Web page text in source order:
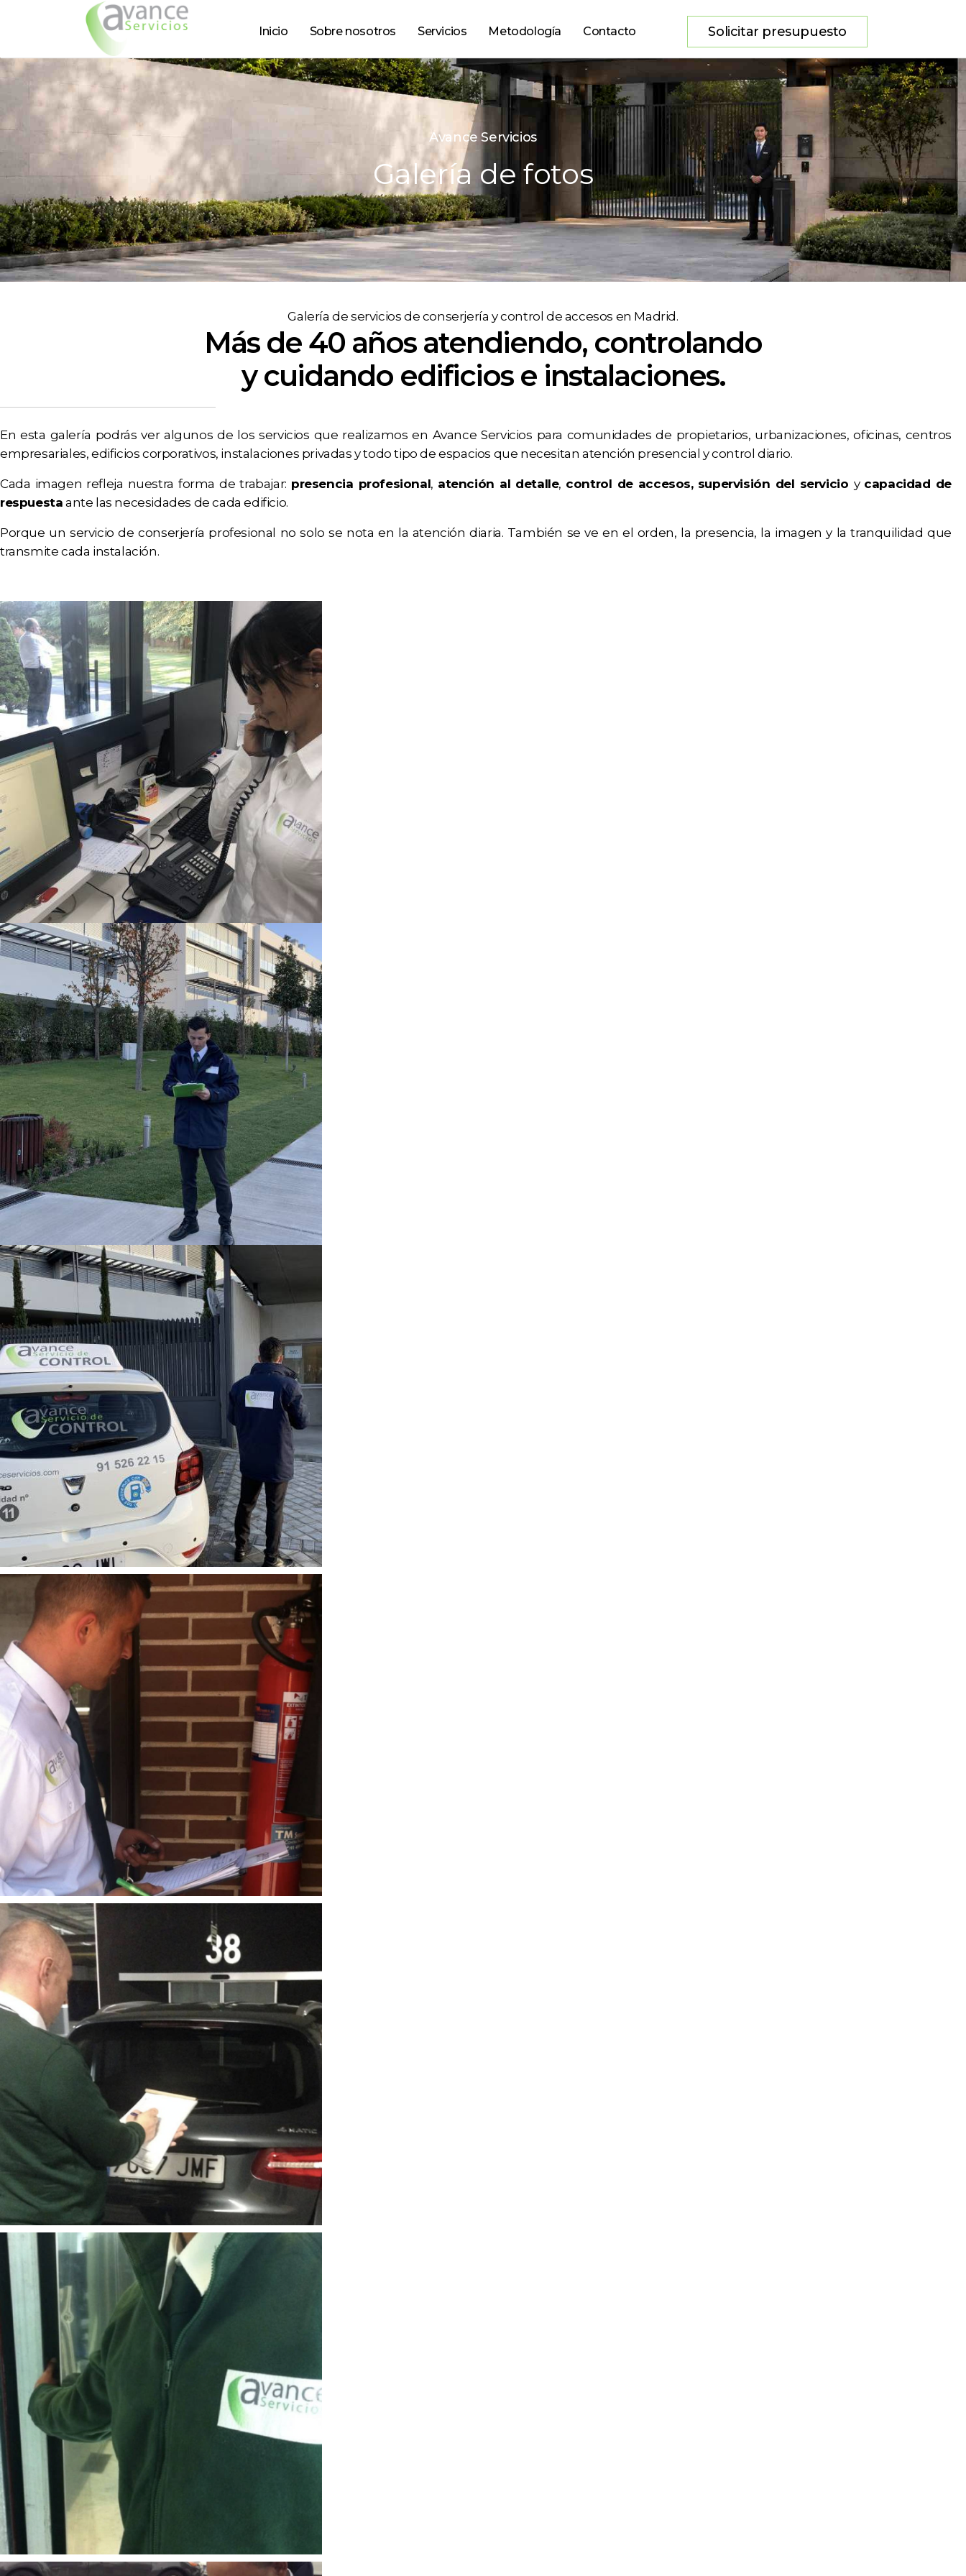
Inicio Sobre nosotros Servicios Metodología Contacto Solicitar presupuesto
Avance Servicios
Galería de fotos
Galería de servicios de conserjería y control de accesos en Madrid.
Más de 40 años atendiendo, controlando
y cuidando edificios e instalaciones.
En esta galería podrás ver algunos de los servicios que realizamos en Avance Servicios para comunidades de propietarios, urbanizaciones, oficinas, centros
empresariales, edificios corporativos, instalaciones privadas y todo tipo de espacios que necesitan atención presencial y control diario.
Cada imagen refleja nuestra forma de trabajar: presencia profesional, atención al detalle, control de accesos, supervisión del servicio y capacidad de
respuesta ante las necesidades de cada edificio.
Porque un servicio de conserjería profesional no solo se nota en la atención diaria. También se ve en el orden, la presencia, la imagen y la tranquilidad que
transmite cada instalación.